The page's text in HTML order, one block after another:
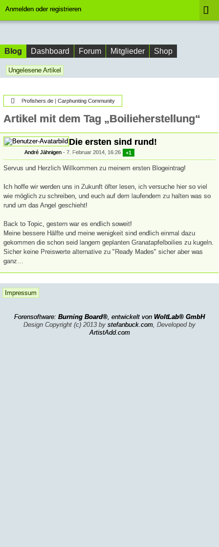
Anmelden oder registrieren
Blog Dashboard Forum Mitglieder Shop
Ungelesene Artikel
Profishers.de | Carphunting Community
Artikel mit dem Tag „Boilieherstellung“
Die ersten sind rund!
André Jähnigen 7. Februar 2014, 16:26 +1
Servus und Herzlich Willkommen zu meinem ersten Blogeintrag!
Ich hoffe wir werden uns in Zukunft öfter lesen, ich versuche hier so viel
wie möglich zu schreiben, und euch auf dem laufendem zu halten was so
rund um das Angel geschieht!
Back to Topic, gestern war es endlich soweit!
Meine bessere Hälfte und meine wenigkeit sind endlich einmal dazu
gekommen die schon seid langem geplanten Granatapfelboilies zu kugeln.
Sicher keine Preiswerte alternative zu "Ready Mades" sicher aber was
ganz…
Impressum
Forensoftware: Burning Board®, entwickelt von WoltLab® GmbH
Design Copyright (c) 2013 by stefanbuck.com, Developed by
ArtistAdd.com